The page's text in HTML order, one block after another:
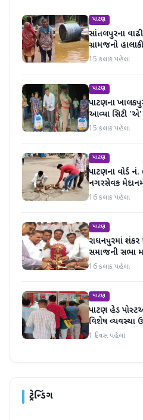
પાટણ
સાંતલપુરના
ગ્રામજનો
15 કલાક પહેલા
પાટણ
પાટણના
આવ્યા સિટી 'એ'
માનવતા મહેકી
15 કલાક પહેલા
પાટણ
પાટણના વોર્ડ
નગરસેવક
16 કલાક પહેલા
પાટણ
રાધનપુરમાં શંકર
સમાજની સભા
16 કલાક પહેલા
પાટણ
પાટણ હેડ
વિશેષ વ્યવસ્થા
1 દિવસ પહેલા
ટ્રેન્ડિંગ